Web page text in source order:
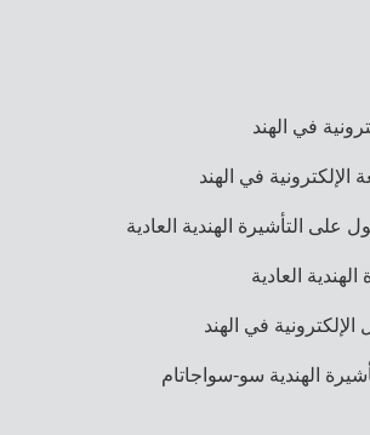
في الهند
الإلكترونية في الهند
على التأشيرة الهندية العادية
العادية
في الهند
الهندية سو-سواجاتام